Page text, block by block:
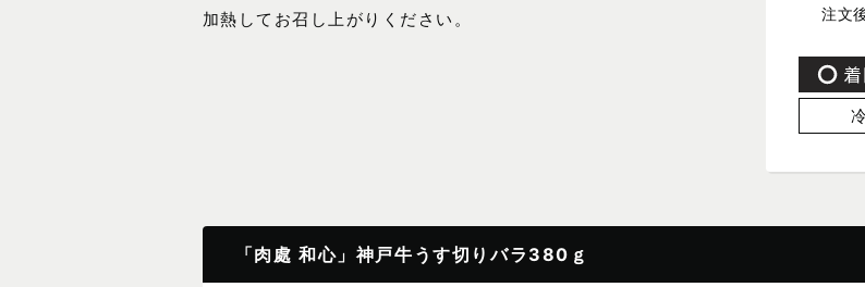
注文
加熱してお召し上がりください。
「肉處 和心」神戸牛うす切りバラ380ｇ